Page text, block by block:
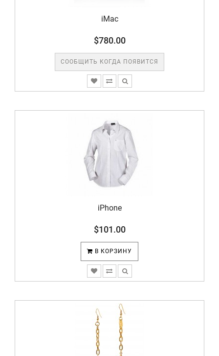
iMac
$780.00
СООБЩИТЬ КОГДА ПОЯВИТСЯ
iPhone
$101.00
В КОРЗИНУ